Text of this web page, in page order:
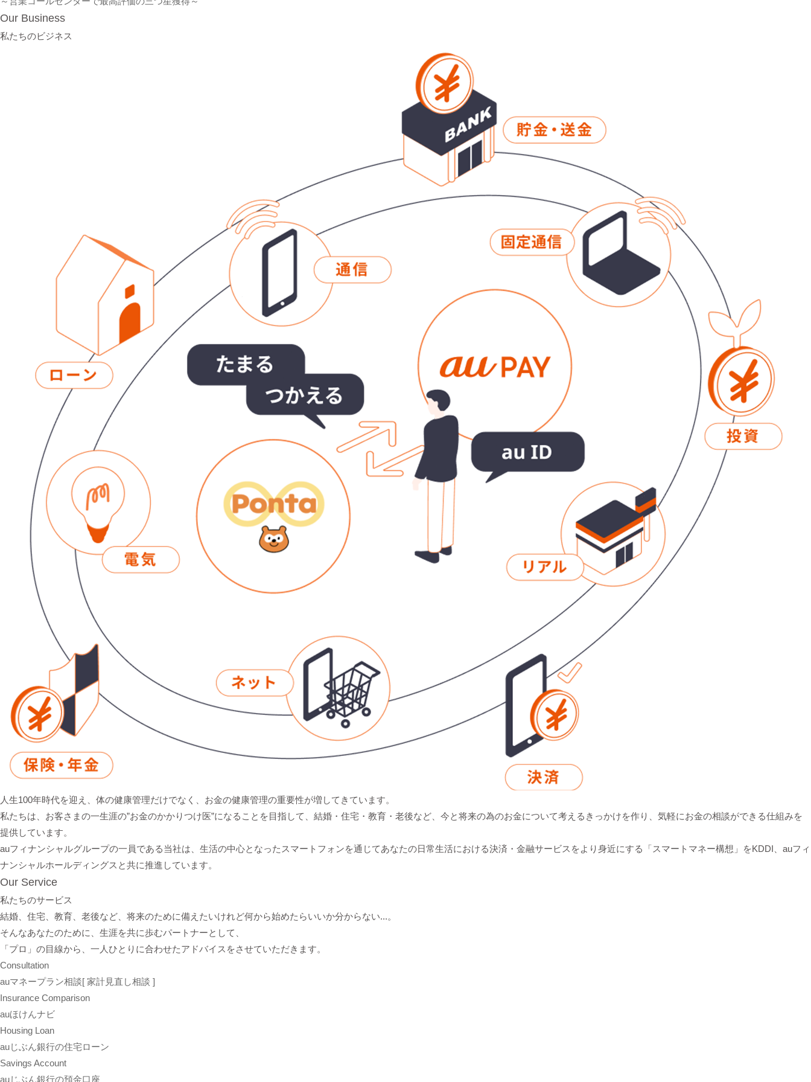
Our Business
私たちのビジネス
人生100年時代を迎え、体の健康管理だけでなく、お金の健康管理の重要性が増してきています。
私たちは、お客さまの一生涯の”お金のかかりつけ医”になることを目指して、結婚・住宅・教育・老後など、今と将来の為のお金について考えるきっかけを作り、気軽にお金の相談ができる仕組みを
提供しています。
auフィナンシャルグループの一員である当社は、生活の中心となったスマートフォンを通じてあなたの日常生活における決済・金融サービスをより身近にする「スマートマネー構想」をKDDI、auフィ
ナンシャルホールディングスと共に推進しています。
Our Service
私たちのサービス
結婚、住宅、教育、老後など、将来のために備えたいけれど何から始めたらいいか分からない...。
そんなあなたのために、生涯を共に歩むパートナーとして、
「プロ」の目線から、一人ひとりに合わせたアドバイスをさせていただきます。
Consultation
auマネープラン相談[ 家計見直し相談 ]
Insurance Comparison
auほけんナビ
Housing Loan
auじぶん銀行の住宅ローン
Savings Account
auじぶん銀行の預金口座